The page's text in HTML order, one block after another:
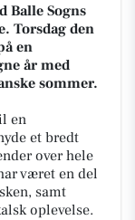
Balle Sogns
Torsdag den
en
år med
sommer.
en
et bredt
over hele
været en del
samt
oplevelse.